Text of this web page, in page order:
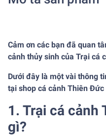
Cảm ơn các bạn đã quan
cảnh thủy sinh của Trại cá
Dưới đây là một vài thông
tại shop cá cảnh Thiên Đức
1. Trại cá cảnh
gì?